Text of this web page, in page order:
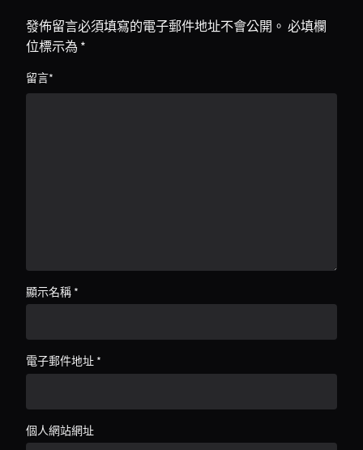
發佈留言必須填寫的電子郵件地址不會公開。 必填欄
位標示為 *
留言*
顯示名稱 *
電子郵件地址 *
個人網站網址